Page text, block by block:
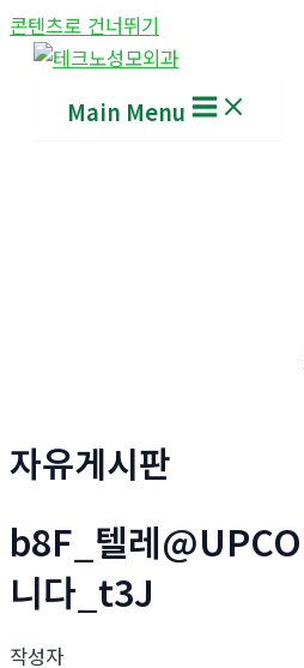
콘텐츠로 건너뛰기
Main Menu
자유게시판
b8F_텔레
니다_t3J
작성자